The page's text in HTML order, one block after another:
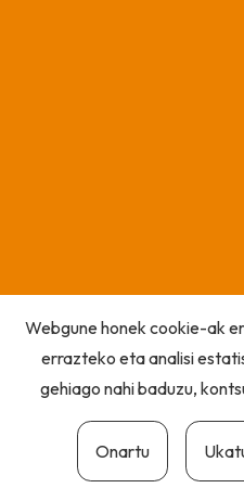
Webgune honek cookie-ak
errazteko eta analisi
gehiago nahi baduzu,
Onartu